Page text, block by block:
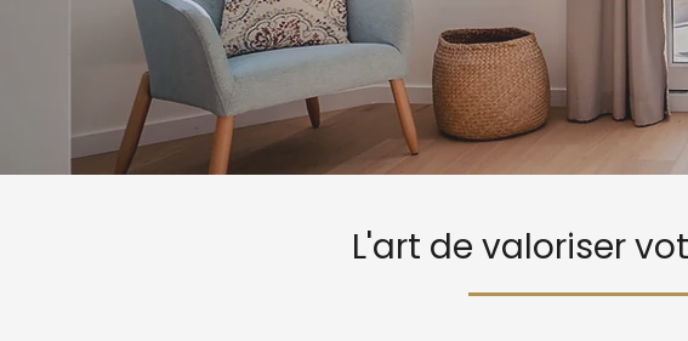
L'art de valoriser